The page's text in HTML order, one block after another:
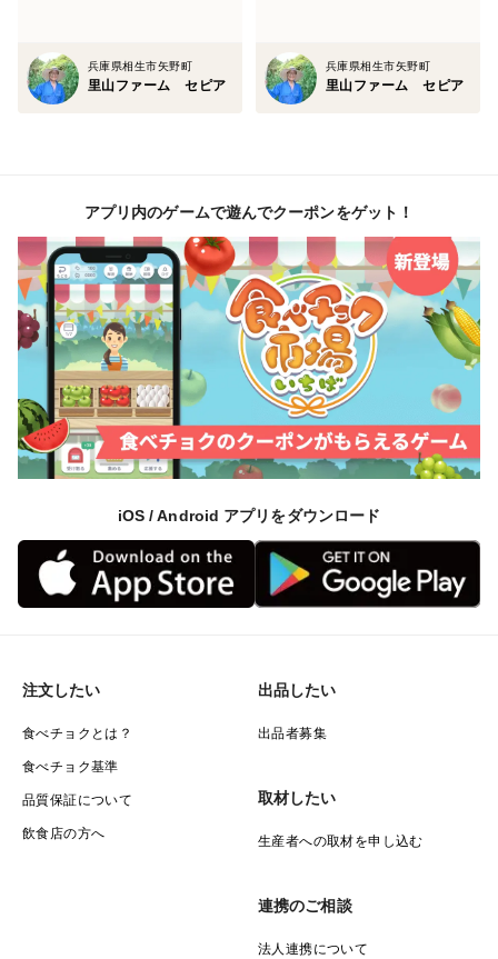
兵庫県相生市矢野町
里山ファーム セピア
兵庫県相生市矢野町
里山ファーム セピア
アプリ内のゲームで遊んでクーポンをゲット！
iOS / Android アプリをダウンロード
注文したい
食べチョクとは？
食べチョク基準
品質保証について
飲食店の方へ
出品したい
出品者募集
取材したい
生産者への取材を申し込む
連携のご相談
法人連携について